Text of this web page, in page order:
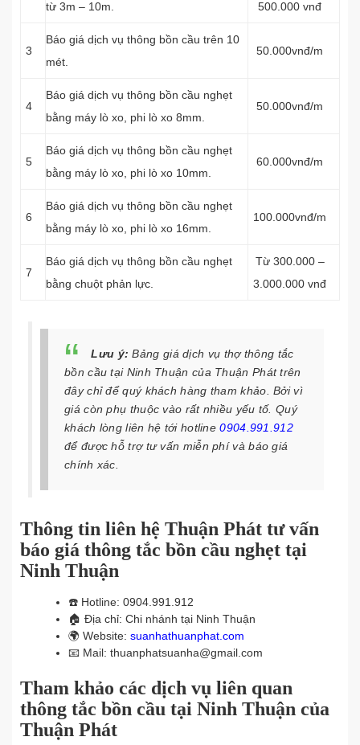
từ 3m – 10m.
500.000 vnđ
3
Báo giá dịch vụ thông bồn cầu trên 10
mét.
50.000vnđ/m
4
Báo giá dịch vụ thông bồn cầu nghẹt
bằng máy lò xo, phi lò xo 8mm.
50.000vnđ/m
5
Báo giá dịch vụ thông bồn cầu nghẹt
bằng máy lò xo, phi lò xo 10mm.
60.000vnđ/m
6
Báo giá dịch vụ thông bồn cầu nghẹt
bằng máy lò xo, phi lò xo 16mm.
100.000vnđ/m
7
Báo giá dịch vụ thông bồn cầu nghẹt
bằng chuột phản lực.
Từ 300.000 –
3.000.000 vnđ
Lưu ý: Bảng giá dịch vụ thợ thông tắc
bồn cầu tại Ninh Thuận của Thuận Phát trên
đây chỉ để quý khách hàng tham khảo. Bởi vì
giá còn phụ thuộc vào rất nhiều yếu tố. Quý
khách lòng liên hệ tới hotline0904.991.912
để được hỗ trợ tư vấn miễn phí và báo giá
chính xác.
Thông tin liên hệ Thuận Phát tư vấn
báo giá thông tắc bồn cầu nghẹt tại
Ninh Thuận
☎️ Hotline: 0904.991.912
🏠 Địa chỉ: Chi nhánh tại Ninh Thuận
🌍 Website: suanhathuanphat.com
📧 Mail: thuanphatsuanha@gmail.com
Tham khảo các dịch vụ liên quan
thông tắc bồn cầu tại Ninh Thuận của
Thuận Phát